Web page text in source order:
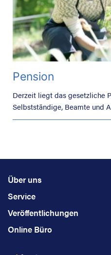
Pension
Derzeit liegt das gesetzliche
Selbstständige, Beamte und
Jahren. Doch wann sollten Sie
Über uns
Service
Veröffentlichungen
Online Büro